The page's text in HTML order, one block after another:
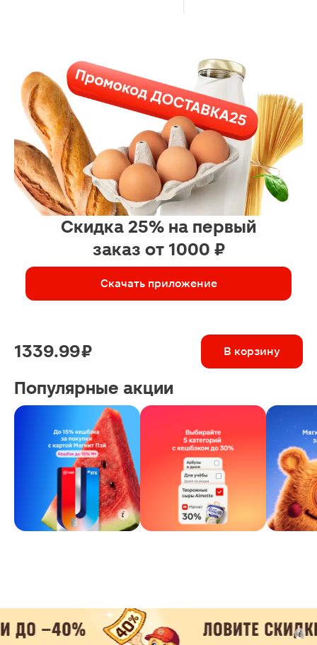
Скидка 25% на первый
заказ от 1000 ₽
Скачать приложение
1339.99 ₽ В корзину
Популярные акции